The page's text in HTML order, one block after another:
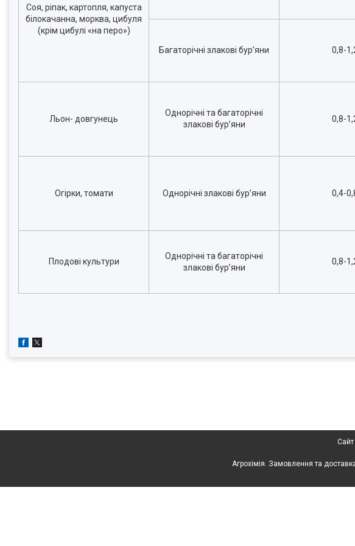
Соя, ріпак, картопля, капуста
білокачанна, морква, цибуля
(крім цибулі «на перо»)
Багаторічні злакові бур’яни 0,8-
Льон- довгунець
Однорічні та багаторічні
злакові бур’яни
0,8-
Огірки, томати Однорічні злакові бур’яни 0,4-
Плодові культури
Однорічні та багаторічні
злакові бур’яни
0,8-
Сайт